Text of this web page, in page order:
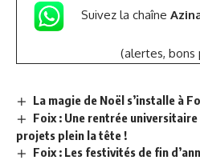
Suivez la chaîne
(alertes, bons
La magie de Noël s’installe à
Foix : Une rentrée
projets plein la tête !
Foix : Les festivités de fin